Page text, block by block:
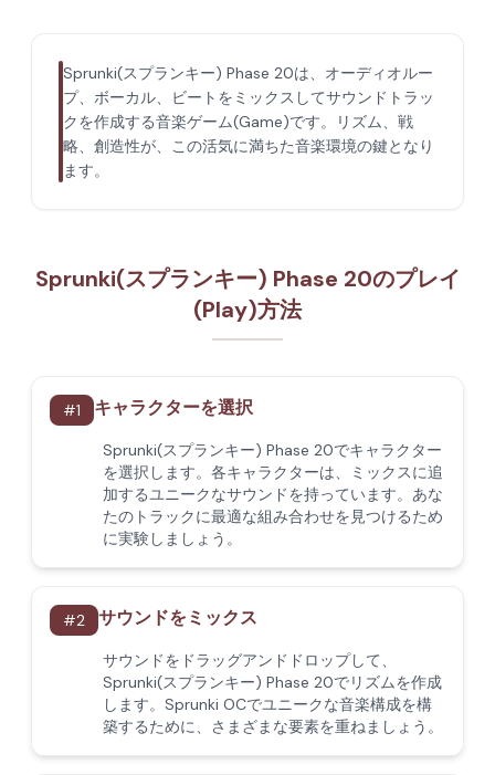
Sprunki(スプランキー) Phase 20は、オーディオルー
プ、ボーカル、ビートをミックスしてサウンドトラッ
クを作成する音楽ゲーム(Game)です。リズム、戦
略、創造性が、この活気に満ちた音楽環境の鍵となり
ます。
Sprunki(スプランキー) Phase 20のプレイ
(Play)方法
#1 キャラクターを選択
Sprunki(スプランキー) Phase 20でキャラクター
を選択します。各キャラクターは、ミックスに追
加するユニークなサウンドを持っています。あな
たのトラックに最適な組み合わせを見つけるため
に実験しましょう。
#2 サウンドをミックス
サウンドをドラッグアンドドロップして、
Sprunki(スプランキー) Phase 20でリズムを作成
します。Sprunki OCでユニークな音楽構成を構
築するために、さまざまな要素を重ねましょう。